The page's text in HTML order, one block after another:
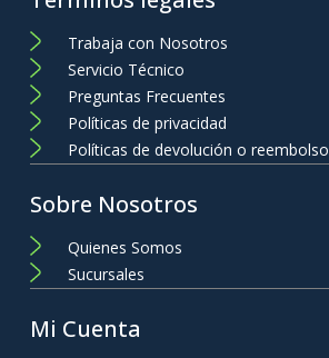
Trabaja con Nosotros
Servicio Técnico
Preguntas Frecuentes
Políticas de privacidad
Políticas de devolución o reembolso
Sobre Nosotros
Quienes Somos
Sucursales
Mi Cuenta